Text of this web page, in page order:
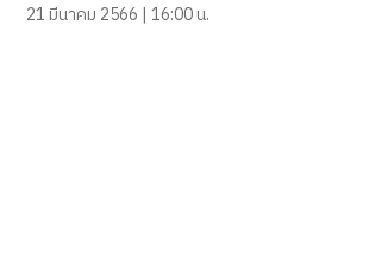
21 มีนาคม 2566 | 16:00 น.